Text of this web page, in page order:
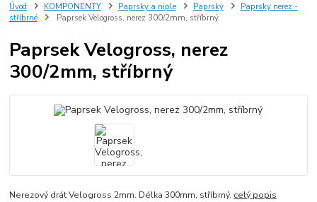
Úvod KOMPONENTY Paprsky a niple Paprsky
Paprsky nerez -
stříbrné
Paprsek Velogross, nerez 300/2mm, stříbrný
Paprsek Velogross, nerez
300/2mm, stříbrný
Nerezový drát Velogross 2mm. Délka 300mm, stříbrný. celý popis